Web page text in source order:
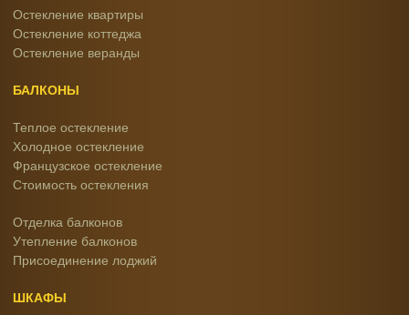
Остекление квартиры
Остекление коттеджа
Остекление веранды
БАЛКОНЫ
Теплое остекление
Холодное остекление
Французское остекление
Стоимость остекления
Отделка балконов
Утепление балконов
Присоединение лоджий
ШКАФЫ